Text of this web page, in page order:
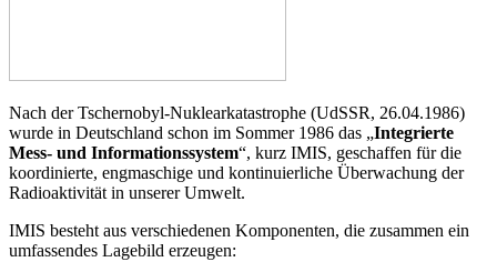
Nach der Tschernobyl-Nuklearkatastrophe (UdSSR, 26.04.1986)
wurde in Deutschland schon im Sommer 1986 das „Integrierte
Mess- und Informationssystem“, kurz IMIS, geschaffen für die
koordinierte, engmaschige und kontinuierliche Überwachung der
Radioaktivität in unserer Umwelt.
IMIS besteht aus verschiedenen Komponenten, die zusammen ein
umfassendes Lagebild erzeugen: